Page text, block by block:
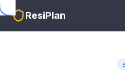
Skip to main content
ResiPlan